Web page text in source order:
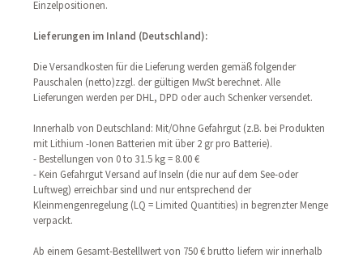
Einzelpositionen.
Lieferungen im Inland (Deutschland):
Die Versandkosten für die Lieferung werden gemäß folgender
Pauschalen (netto)zzgl. der gültigen MwSt berechnet. Alle
Lieferungen werden per DHL, DPD oder auch Schenker versendet.
Innerhalb von Deutschland: Mit/Ohne Gefahrgut (z.B. bei Produkten
mit Lithium -Ionen Batterien mit über 2 gr pro Batterie).
- Bestellungen von 0 to 31.5 kg = 8.00 €
- Kein Gefahrgut Versand auf Inseln (die nur auf dem See-oder
Luftweg) erreichbar sind und nur entsprechend der
Kleinmengenregelung (LQ = Limited Quantities) in begrenzter Menge
verpackt.
Ab einem Gesamt-Bestelllwert von 750 € brutto liefern wir innerhalb